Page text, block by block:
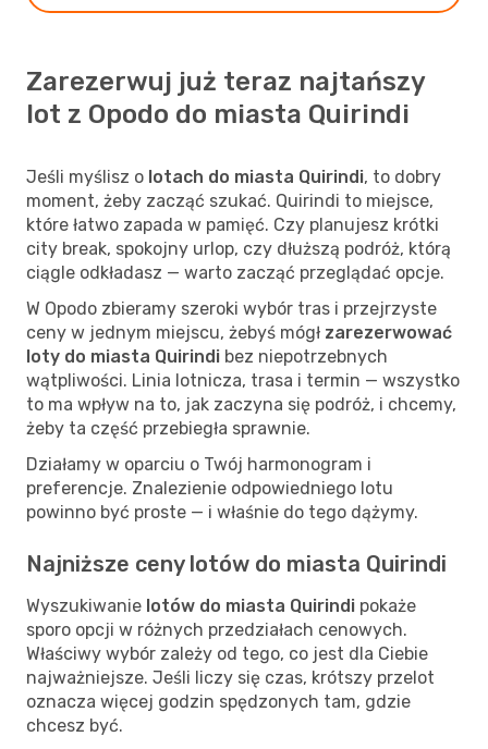
Zarezerwuj już teraz najtańszy
lot z Opodo do miasta Quirindi
Jeśli myślisz o lotach do miasta Quirindi, to dobry
moment, żeby zacząć szukać. Quirindi to miejsce,
które łatwo zapada w pamięć. Czy planujesz krótki
city break, spokojny urlop, czy dłuższą podróż, którą
ciągle odkładasz — warto zacząć przeglądać opcje.
W Opodo zbieramy szeroki wybór tras i przejrzyste
ceny w jednym miejscu, żebyś mógł zarezerwować
loty do miasta Quirindi bez niepotrzebnych
wątpliwości. Linia lotnicza, trasa i termin — wszystko
to ma wpływ na to, jak zaczyna się podróż, i chcemy,
żeby ta część przebiegła sprawnie.
Działamy w oparciu o Twój harmonogram i
preferencje. Znalezienie odpowiedniego lotu
powinno być proste — i właśnie do tego dążymy.
Najniższe ceny lotów do miasta Quirindi
Wyszukiwanie lotów do miasta Quirindi pokaże
sporo opcji w różnych przedziałach cenowych.
Właściwy wybór zależy od tego, co jest dla Ciebie
najważniejsze. Jeśli liczy się czas, krótszy przelot
oznacza więcej godzin spędzonych tam, gdzie
chcesz być.